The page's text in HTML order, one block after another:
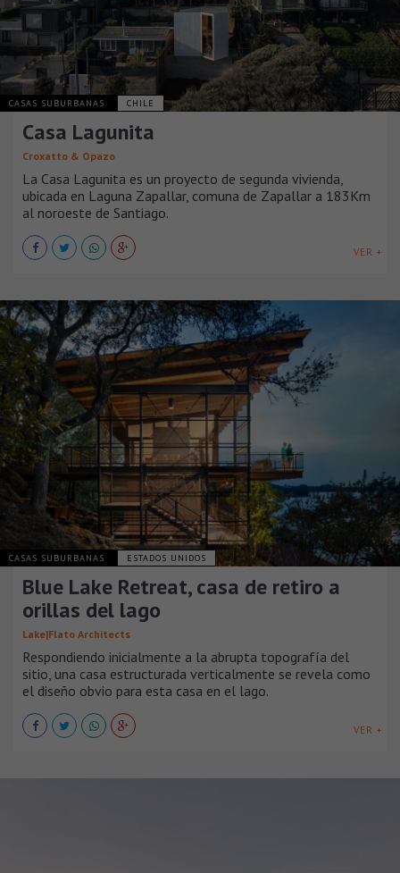
CASAS SUBURBANAS CHILE
Casa Lagunita
Croxatto & Opazo
La Casa Lagunita es un proyecto de segunda vivienda,
ubicada en Laguna Zapallar, comuna de Zapallar a 183Km
al noroeste de Santiago.
VER +
CASAS SUBURBANAS ESTADOS UNIDOS
Blue Lake Retreat, casa de retiro a
orillas del lago
Lake|Flato Architects
Respondiendo inicialmente a la abrupta topografía del
sitio, una casa estructurada verticalmente se revela como
el diseño obvio para esta casa en el lago.
VER +